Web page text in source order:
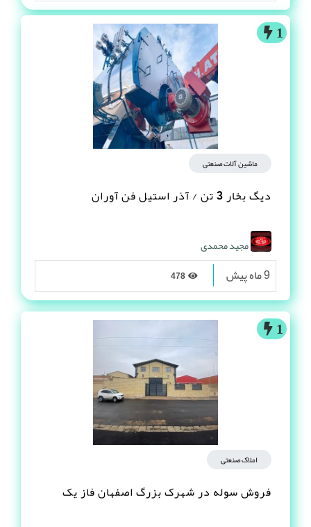
1
ماشین آلات صنعتی
دیگ بخار 3 تن / آذر استیل فن آوران
مجید محمدی
9 ماه پیش
1
املاک صنعتی
فروش سوله در شهرک بزرگ اصفهان فاز یک